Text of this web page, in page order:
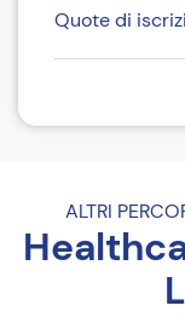
Quote di
Modalità di
ALTRI